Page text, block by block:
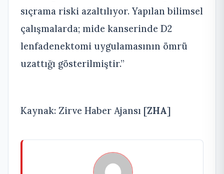
sıçrama riski azaltılıyor. Yapılan bilimsel
çalışmalarda; mide kanserinde D2
lenfadenektomi uygulamasının ömrü
uzattığı gösterilmiştir.”
Kaynak: Zirve Haber Ajansı [ZHA]